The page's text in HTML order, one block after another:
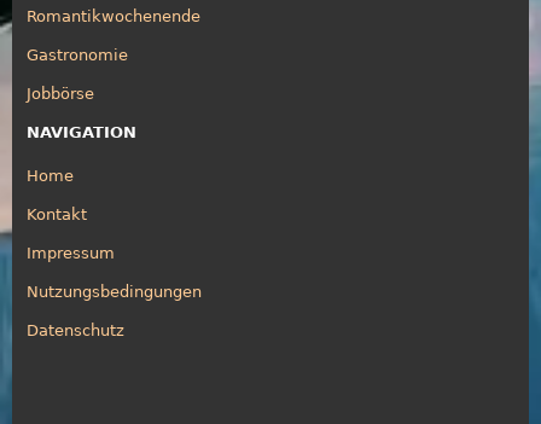
Romantikwochenende
Gastronomie
Jobbörse
NAVIGATION
Home
Kontakt
Impressum
Nutzungsbedingungen
Datenschutz